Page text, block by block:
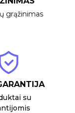
grąžinimas
su